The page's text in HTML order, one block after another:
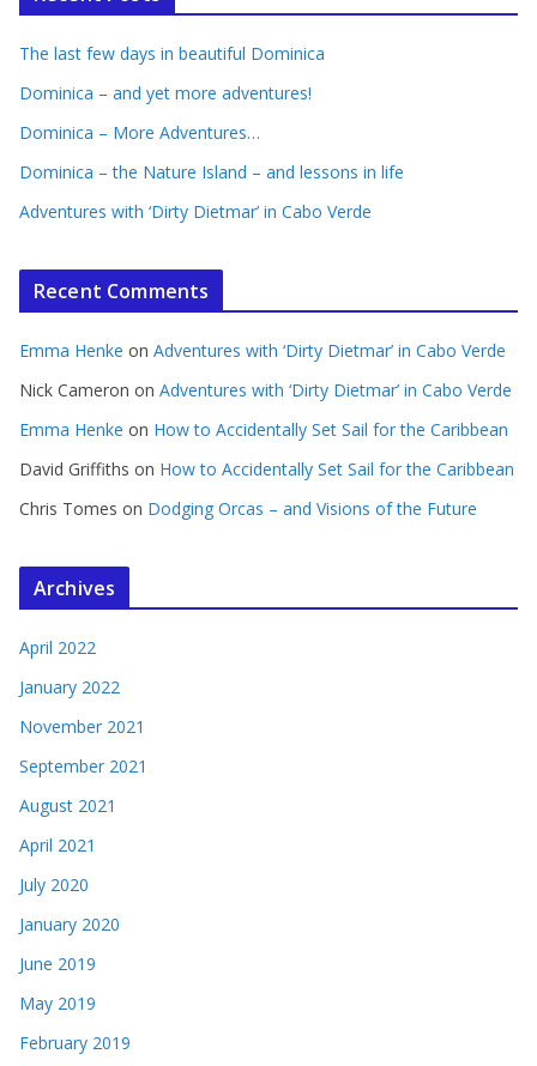
The last few days in beautiful Dominica
Dominica – and yet more adventures!
Dominica – More Adventures…
Dominica – the Nature Island – and lessons in life
Adventures with ‘Dirty Dietmar’ in Cabo Verde
Recent Comments
Emma Henke on Adventures with ‘Dirty Dietmar’ in Cabo Verde
Nick Cameron on Adventures with ‘Dirty Dietmar’ in Cabo Verde
Emma Henke on How to Accidentally Set Sail for the Caribbean
David Griffiths on How to Accidentally Set Sail for the Caribbean
Chris Tomes on Dodging Orcas – and Visions of the Future
Archives
April 2022
January 2022
November 2021
September 2021
August 2021
April 2021
July 2020
January 2020
June 2019
May 2019
February 2019